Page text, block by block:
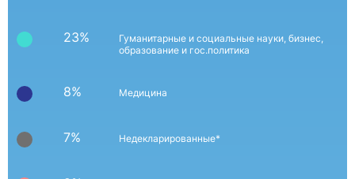
23%
Гуманитарные и социальные науки, бизнес,
образование и гос.политика
8% Медицина
7% Недекларированные*